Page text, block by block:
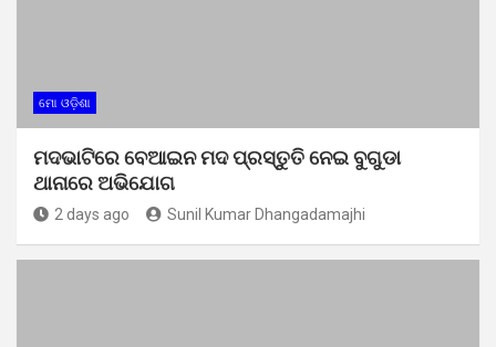
ମୋ ଓଡ଼ିଶା
ମଦଭାଟିରେ ବେଆଇନ ମଦ ପ୍ରସ୍ତୁତି ନେଇ ବୁଗୁଡା
ଥାନାରେ ଅଭିଯୋଗ
2 days ago Sunil Kumar Dhangadamajhi